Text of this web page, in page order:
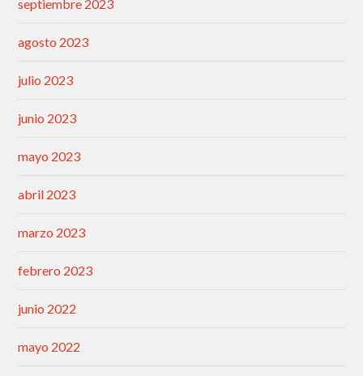
septiembre 2023
agosto 2023
julio 2023
junio 2023
mayo 2023
abril 2023
marzo 2023
febrero 2023
junio 2022
mayo 2022